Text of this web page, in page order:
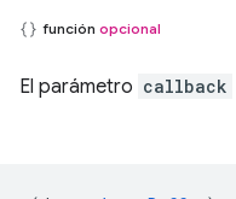
función opcional
El parámetro callback